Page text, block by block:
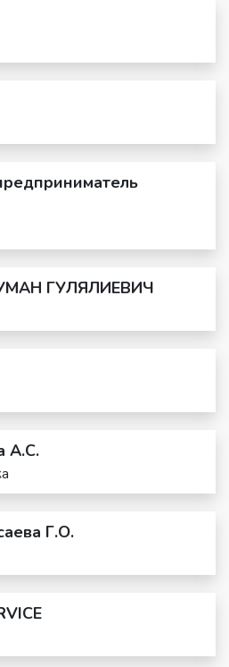
ГУЛЯЛИЕВИЧ
А.С.
Г.О.